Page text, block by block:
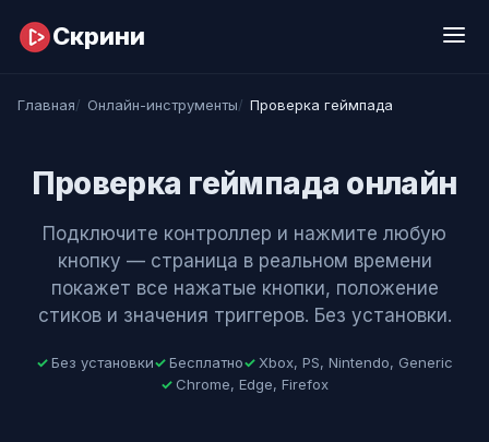
Скрини
Главная Онлайн-инструменты Проверка геймпада
Проверка геймпада онлайн
Подключите контроллер и нажмите любую
кнопку — страница в реальном времени
покажет все нажатые кнопки, положение
стиков и значения триггеров. Без установки.
Без установки Бесплатно
Xbox, PS, Nintendo, Generic
Chrome, Edge, Firefox